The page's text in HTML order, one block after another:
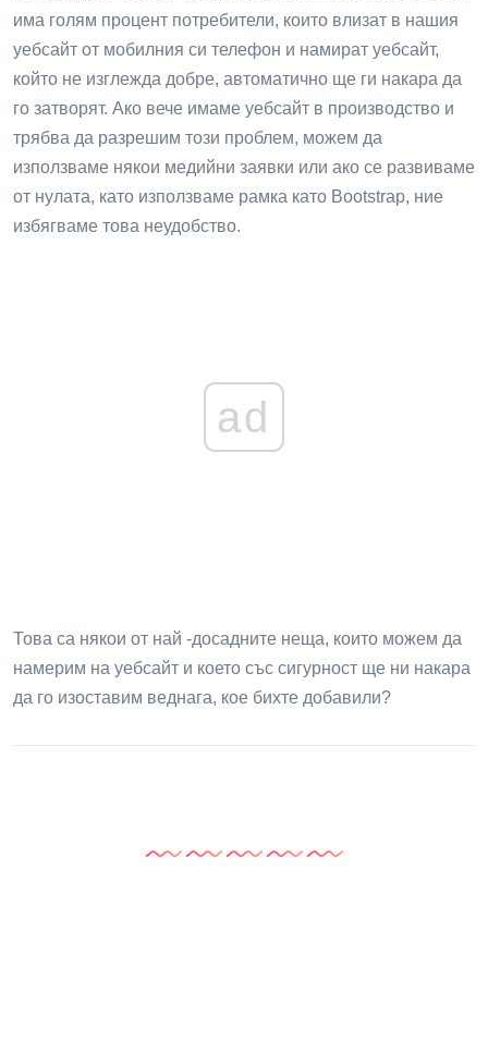
има голям процент потребители, които влизат в нашия
уебсайт от мобилния си телефон и намират уебсайт,
който не изглежда добре, автоматично ще ги накара да
го затворят. Ако вече имаме уебсайт в производство и
трябва да разрешим този проблем, можем да
използваме някои медийни заявки или ако се развиваме
от нулата, като използваме рамка като Bootstrap, ние
избягваме това неудобство.
ad
Това са някои от най -досадните неща, които можем да
намерим на уебсайт и което със сигурност ще ни накара
да го изоставим веднага, кое бихте добавили?